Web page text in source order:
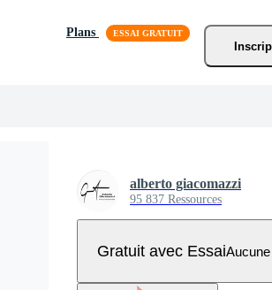
Plans
alberto giacomazzi
95 837 Ressources
Gratuit avec EssaiAucune